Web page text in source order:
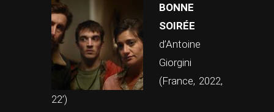
BONNE
SOIRÉE
d’Antoine
Giorgini
(France, 2022,
22’)